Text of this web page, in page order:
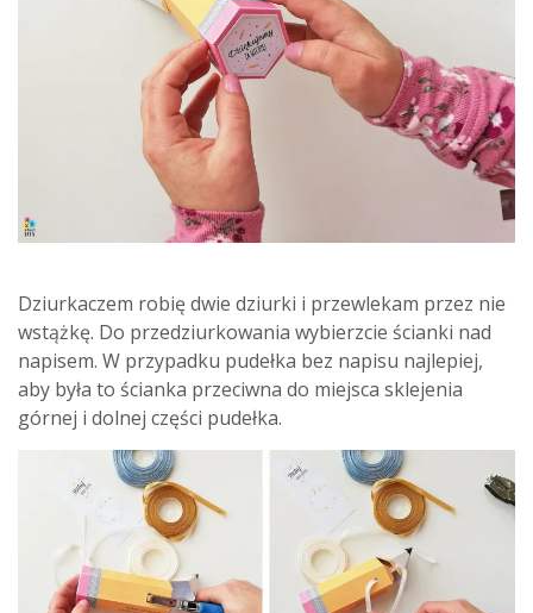
Dziurkaczem robię dwie dziurki i przewlekam przez nie
wstążkę. Do przedziurkowania wybierzcie ścianki nad
napisem. W przypadku pudełka bez napisu najlepiej,
aby była to ścianka przeciwna do miejsca sklejenia
górnej i dolnej części pudełka.